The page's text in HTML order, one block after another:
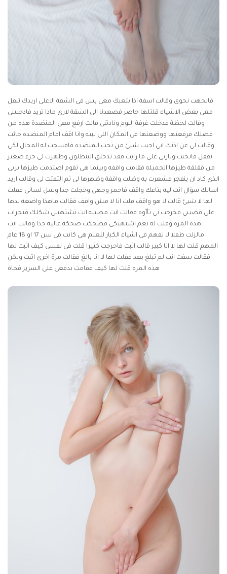
فاتجهت نحوى وقالت اسفة اذا بتعبك معى بس فى الشقة الاعلى اريدك تنقل
معى بعض الاشياء قلتلها حاضر فصعدنا الى الشقة لارى ماذا تريد فادخلتنى
وقالت لحظة فدخلت غرفة النوم ونادتنى قالت ارفع معى المنضدة هذه من
فضلك فرفعتها ووضعنها فى المكان اللى تبيه وانا اقف امام المنضده جائت
وقالت لى عن اذنك ابى اجيب شيئ من تحت المنضده فافسحت له المجال لكى
تقفل فانحنت وياربى على ما رايت فقد تذحلق البنطلون وظهرت لى جزء صغير
من فقلقة طيزها الجميله فقامت واقفه وبينما هى تقوم اصتدمت طيزها بزبى
الذى كاد ان ينفجر فشعرت به وظلت واقفة وظهرها لى ثم التفتت لى وقالت اريد
اسالك سؤال انت ليه بتاعك واقف فاحمر وجهى وخجلت جدا وشل لسانى فقلت
لها لا شيئ قالت لا هو واقف قلت انا لا مش واقف فقالت ماهذا واضعه يدها
على قضيبى فخرجت نى تأأوه فقالت انت مصيبه انت تشتهينى شكلك فتجرات
هذه المره وقلت له نعم اشتهيكى فضحكت ضحكة عالية جدا وقالت انت
مالزلت طفلا لا تفهم فى اشياء الكبار للعلم هى كانت فى سن 17 او 18 عام
المهم قلت لها لا انا كبير قالت اثبت فاحرجت كثيرا قلت فى نفسى كيف اثبت لها
فقالت شفت انت لم تبلغ بعد فقلت لها لا انا بالغ فقالت مرة اخرى اثبت ولكن
هذه المره قلت لها كيف فقامت بدفعى على السرير فجاة